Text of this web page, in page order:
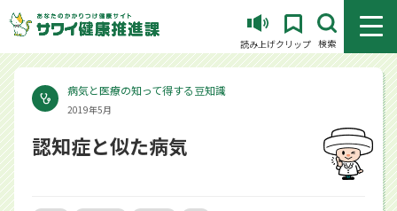
読み上げクリップ 検索 メニ
病気と医療の知って得する豆知識
2019年5月
認知症と似た病気